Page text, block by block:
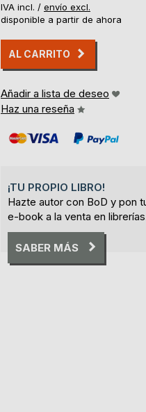
IVA incl. / envío excl.
disponible a partir de ahora
AL CARRITO
Añadir a lista de deseo
Haz una reseña
¡TU PROPIO LIBRO!
Hazte autor con BoD y pon
e-book a la venta en
SABER MÁS